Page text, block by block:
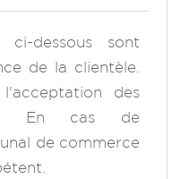
ci-dessous sont
de la clientèle.
des
En cas de
de commerce